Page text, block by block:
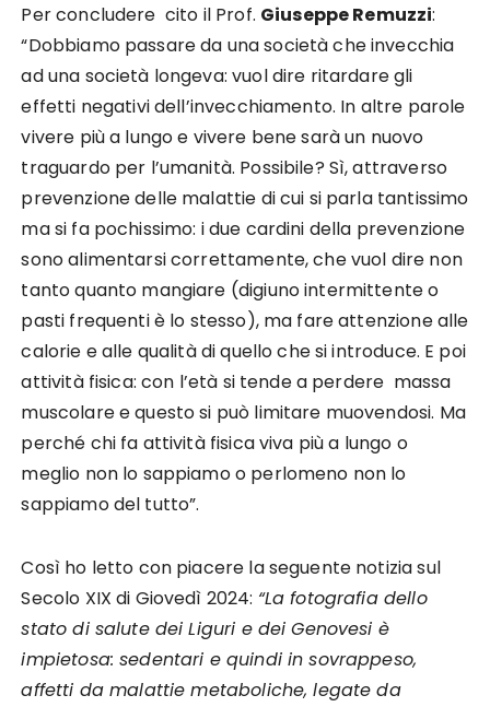
Per concludere cito il Prof. Giuseppe Remuzzi:
“Dobbiamo passare da una società che invecchia
ad una società longeva: vuol dire ritardare gli
effetti negativi dell’invecchiamento. In altre parole
vivere più a lungo e vivere bene sarà un nuovo
traguardo per l’umanità. Possibile? Sì, attraverso
prevenzione delle malattie di cui si parla tantissimo
ma si fa pochissimo: i due cardini della prevenzione
sono alimentarsi correttamente, che vuol dire non
tanto quanto mangiare (digiuno intermittente o
pasti frequenti è lo stesso), ma fare attenzione alle
calorie e alle qualità di quello che si introduce. E poi
attività fisica: con l’età si tende a perdere massa
muscolare e questo si può limitare muovendosi. Ma
perché chi fa attività fisica viva più a lungo o
meglio non lo sappiamo o perlomeno non lo
sappiamo del tutto”.
Così ho letto con piacere la seguente notizia sul
Secolo XIX di Giovedì 2024: “La fotografia dello
stato di salute dei Liguri e dei Genovesi è
impietosa: sedentari e quindi in sovrappeso,
affetti da malattie metaboliche, legate da